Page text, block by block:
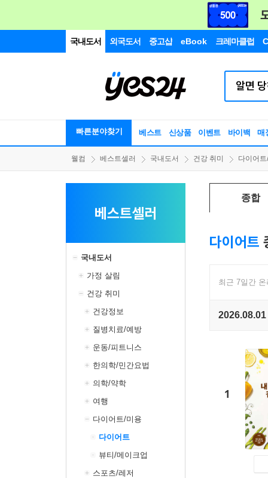
국내도서 외국도서 중고샵 eBook 크레마클럽
빠른분야찾기 베스트 신상품 이벤트 바이백 매
웰컴 베스트셀러 국내도서 건강 취미 다이어
베스트셀러
국내도서
가정 살림
건강 취미
건강정보
질병치료/예방
운동/피트니스
한의학/민간요법
의학/약학
여행
다이어트/미용
다이어트
뷰티/메이크업
스포츠/레저
종합
다이어트
최근 7일간
1